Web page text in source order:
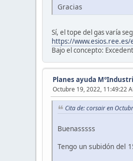
Gracias
Sí, el tope del gas varía
https://www.esios.ree.es/
Bajo el concepto:
Planes ayuda
Octubre 19, 2022, 11:49:22
Cita de: corsair en
Buenasssss
Tengo un subidón del